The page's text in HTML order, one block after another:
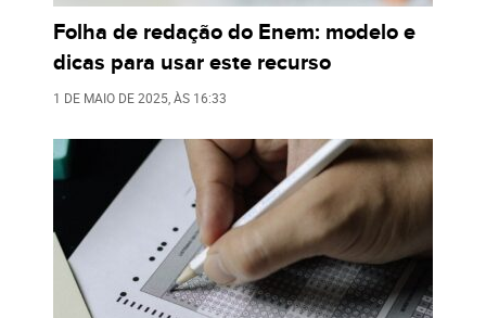
Folha de redação do Enem: modelo e
dicas para usar este recurso
1 DE MAIO DE 2025, ÀS 16:33